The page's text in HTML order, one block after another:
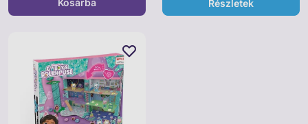
Kosárba Részletek